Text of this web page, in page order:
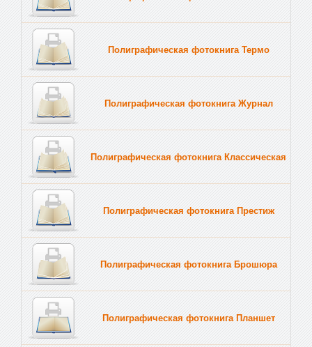
Полиграфическая фотокнига Термо
Полиграфическая фотокнига Журнал
Полиграфическая фотокнига Классическая
Полиграфическая фотокнига Престиж
Полиграфическая фотокнига Брошюра
Полиграфическая фотокнига Планшет